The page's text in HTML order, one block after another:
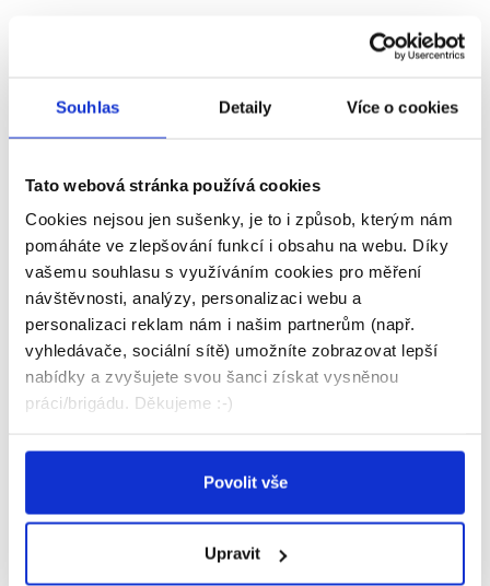
Souhlas Detaily Více o cookies
Tato webová stránka používá cookies
Cookies nejsou jen sušenky, je to i způsob, kterým nám
pomáháte ve zlepšování funkcí i obsahu na webu. Díky
vašemu souhlasu s využíváním cookies pro měření
návštěvnosti, analýzy, personalizaci webu a
personalizaci reklam nám i našim partnerům (např.
vyhledávače, sociální sítě) umožníte zobrazovat lepší
nabídky a zvyšujete svou šanci získat vysněnou
práci/brigádu. Děkujeme :-)
Povolit vše
Upravit
Společnost Fajn skupina pracovních portálů s.r.o.,
zapsaná u Krajského soudu v Ostravě, oddíl C, vložka
s.r.o., se sídlem Nymburk - Nymburk, Zbožská
1385/40, 28802, IČ: 247 42 252
c.Případně další poskytovatelé zpracovatelských
softwarů, služeb a aplikací, které však v současné
době Správce nevyužívá.
5.Vezměte, prosíme, na vědomí, že podle Nařízení
máte právo:
- vyžádat si u nás přístup k těmto údajům a tyto
požadovat omezení zpracování,